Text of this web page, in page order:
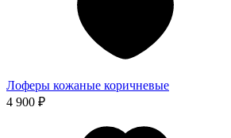
Лоферы кожаные коричневые
4 900 ₽